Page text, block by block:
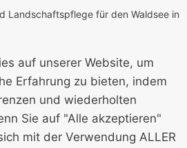
Landschaftspflege für den Waldsee in
auf unserer Website, um
Erfahrung zu bieten, indem
und wiederholten
Sie auf "Alle akzeptieren"
mit der Verwendung ALLER